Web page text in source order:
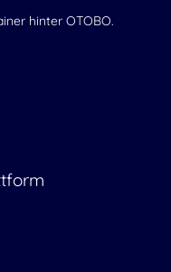
hinter OTOBO.